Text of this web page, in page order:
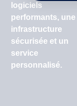
logiciels
performants, une
infrastructure
sécurisée et un
service
personnalisé.